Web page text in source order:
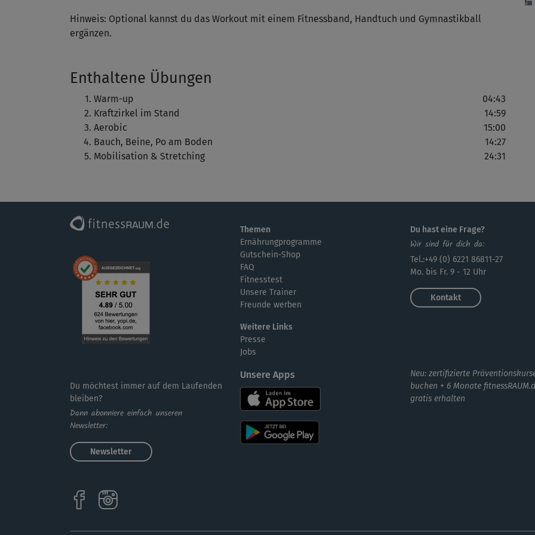
H
Hinweis: Optional kannst du das Workout mit einem Fitnessband, Handtuch und Gymnastikball
ergänzen.
Enthaltene Übungen
Warm-up
04:43
Kraftzirkel im Stand
14:59
Aerobic
15:00
Bauch, Beine, Po am Boden
14:27
Mobilisation & Stretching
24:31
Du möchtest immer auf dem Laufenden
bleiben?
Dann abonniere einfach unseren
Newsletter:
Newsletter
Themen
Ernährungprogramme
Gutschein-Shop
FAQ
Fitnesstest
Unsere Trainer
Freunde werben
Weitere Links
Presse
Jobs
Unsere Apps
Du hast eine Frage?
Wir sind für dich da:
Tel.:+49 (0) 6221 86811-27
Mo. bis Fr. 9 - 12 Uhr
Kontakt
Neu: zertifizierte
buchen + 6 Monate
gratis erhalten